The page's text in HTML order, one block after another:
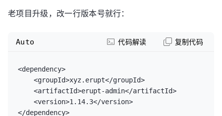
老项目升级，改一行版本号就行：
<dependency>
<groupId>xyz.erupt</groupId>
<artifactId>erupt-admin</artifactId>
<version>1.14.3</version>
Auto 代码解读 复制代码